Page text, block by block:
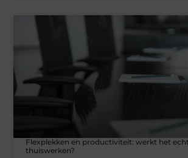
Flexplekken en productiviteit: werkt het
thuiswerken?